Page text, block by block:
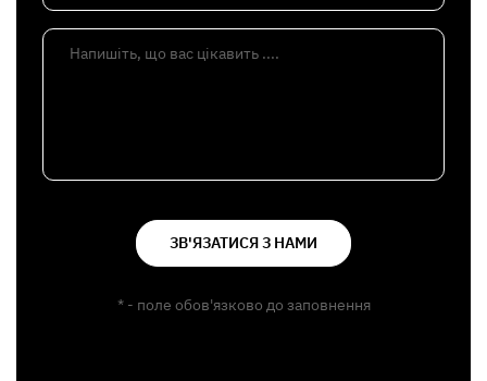
Напишіть, що вас цікавить ....
ЗВ'ЯЗАТИСЯ З НАМИ
* - поле обов'язково до заповнення